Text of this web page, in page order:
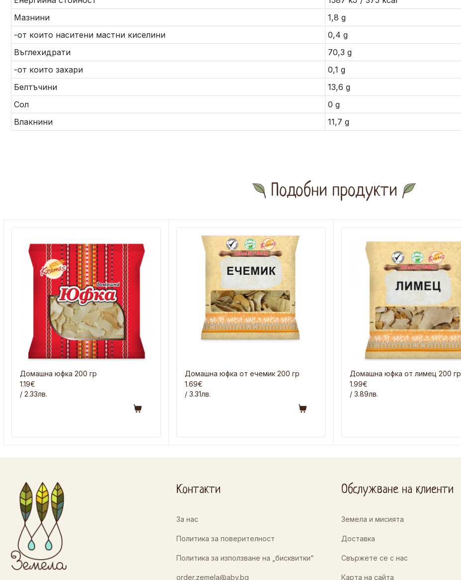
Мазнини
1,8 g
-от които наситени мастни киселини
0,4 g
Въглехидрати
70,3 g
-от които захари
0,1 g
Белтъчини
13,6 g
Сол
0 g
Влакнини
11,7 g
Подобни продукти
Домашна юфка 200 гр
1.19€
/ 2.33лв.
Домашна юфка от ечемик 200 гр
1.69€
/ 3.31лв.
Домашна юфка от лимец 200 гр
1.99€
/ 3.89лв.
Контакти
За нас
Политика за поверителност
Политика за използване на „бисквитки“
order.zemela@abv.bg
Обслужване на клиенти
Земела и мисията
Доставка
Свържете се с нас
Карта на сайта